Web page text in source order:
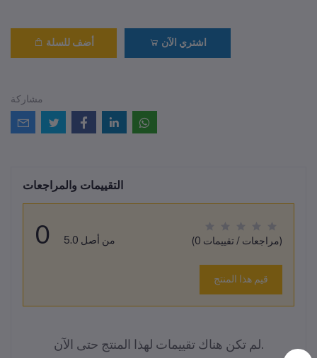
أضف للسلة اشتري الآن
مشاركة
التقييمات والمراجعات
0 من أصل 5.0 (0 مراجعات / تقييمات)
قيم هذا المنتج
لم تكن هناك تقييمات لهذا المنتج حتى الآن.